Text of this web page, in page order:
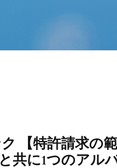
【特許請求の
共に1つのアル